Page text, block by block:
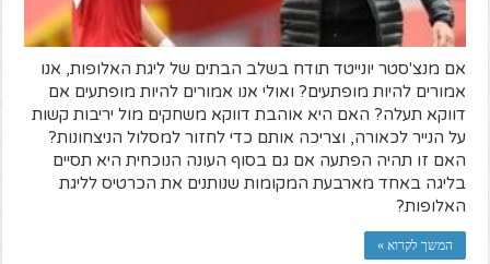
אם מנצ'סטר יונייטד תודח בשלב הבתים של ליגת האלופות, אנו
אמורים להיות מופתעים? ואולי אנו אמורים להיות מופתעים אם
דווקא תעלה? האם היא אוהבת דווקא משחקים מול יריבות קשות
על הנייר לכאורה, וצריכה אותם כדי לחזור למסלול הניצחונות?
האם זו תהיה הפתעה אם גם בסוף העונה הנוכחית היא תסיים
בליגה באחד מארבעת המקומות שנותנים את הכרטיס לליגת
האלופות?
המשך לקרוא »